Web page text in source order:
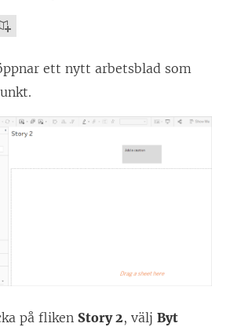
ett nytt arbetsblad som
på fliken Story 2, välj Byt